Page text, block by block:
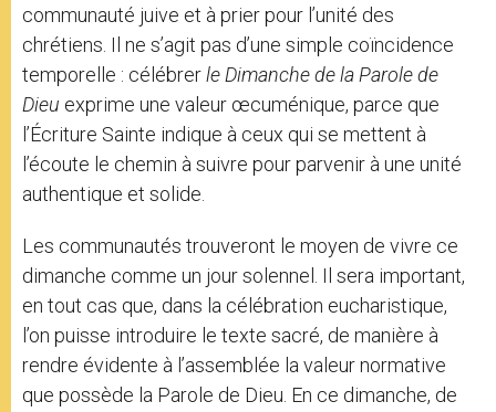
communauté juive et à prier pour l’unité des
chrétiens. Il ne s’agit pas d’une simple coïncidence
temporelle : célébrerle Dimanche de la Parole de
Dieu exprime une valeur œcuménique, parce que
l’Écriture Sainte indique à ceux qui se mettent à
l’écoute le chemin à suivre pour parvenir à une unité
authentique et solide.
Les communautés trouveront le moyen de vivre ce
dimanche comme un jour solennel. Il sera important,
en tout cas que, dans la célébration eucharistique,
l’on puisse introduire le texte sacré, de manière à
rendre évidente à l’assemblée la valeur normative
que possède la Parole de Dieu. En ce dimanche, de